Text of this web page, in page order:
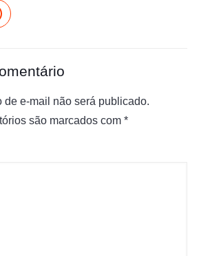
de e-mail não será publicado.
são marcados com *